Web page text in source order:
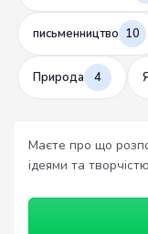
письменництво 10
Природа 4
Маєте про що
ідеями та творчістю